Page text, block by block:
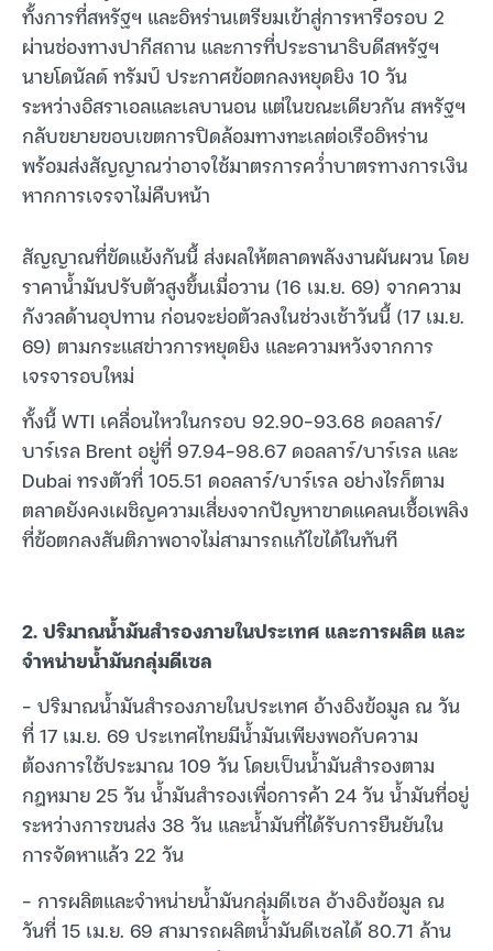
ทั้งการที่สหรัฐฯ และอิหร่านเตรียมเข้าสู่การหารือรอบ 2
ผ่านช่องทางปากีสถาน และการที่ประธานาธิบดีสหรัฐฯ
นายโดนัลด์ ทรัมป์ ประกาศข้อตกลงหยุดยิง 10 วัน
ระหว่างอิสราเอลและเลบานอน แต่ในขณะเดียวกัน สหรัฐฯ
กลับขยายขอบเขตการปิดล้อมทางทะเลต่อเรืออิหร่าน
พร้อมส่งสัญญาณว่าอาจใช้มาตรการคว่ำบาตรทางการเงิน
หากการเจรจาไม่คืบหน้า
สัญญาณที่ขัดแย้งกันนี้ ส่งผลให้ตลาดพลังงานผันผวน โดย
ราคาน้ำมันปรับตัวสูงขึ้นเมื่อวาน (16 เม.ย. 69) จากความ
กังวลด้านอุปทาน ก่อนจะย่อตัวลงในช่วงเช้าวันนี้ (17 เม.ย.
69) ตามกระแสข่าวการหยุดยิง และความหวังจากการ
เจรจารอบใหม่
ทั้งนี้ WTI เคลื่อนไหวในกรอบ 92.90-93.68 ดอลลาร์/
บาร์เรล Brent อยู่ที่ 97.94-98.67 ดอลลาร์/บาร์เรล และ
Dubai ทรงตัวที่ 105.51 ดอลลาร์/บาร์เรล อย่างไรก็ตาม
ตลาดยังคงเผชิญความเสี่ยงจากปัญหาขาดแคลนเชื้อเพลิง
ที่ข้อตกลงสันติภาพอาจไม่สามารถแก้ไขได้ในทันที
2. ปริมาณน้ำมันสำรองภายในประเทศ และการผลิต และ
จำหน่ายน้ำมันกลุ่มดีเซล
– ปริมาณน้ำมันสำรองภายในประเทศ อ้างอิงข้อมูล ณ วัน
ที่ 17 เม.ย. 69 ประเทศไทยมีน้ำมันเพียงพอกับความ
ต้องการใช้ประมาณ 109 วัน โดยเป็นน้ำมันสำรองตาม
กฎหมาย 25 วัน น้ำมันสำรองเพื่อการค้า 24 วัน น้ำมันที่อยู่
ระหว่างการขนส่ง 38 วัน และน้ำมันที่ได้รับการยืนยันใน
การจัดหาแล้ว 22 วัน
– การผลิตและจำหน่ายน้ำมันกลุ่มดีเซล อ้างอิงข้อมูล ณ
วันที่ 15 เม.ย. 69 สามารถผลิตน้ำมันดีเซลได้ 80.71 ล้าน